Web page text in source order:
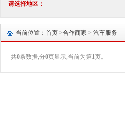
请选择地区：
当前位置：首页 >合作商家 > 汽车服务
共0条数据,分0页显示,当前为第1页。